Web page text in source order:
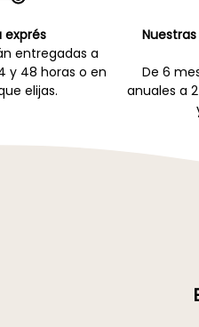
exprés
entregadas a
y 48 horas o en
elijas.
De 6
anuales a